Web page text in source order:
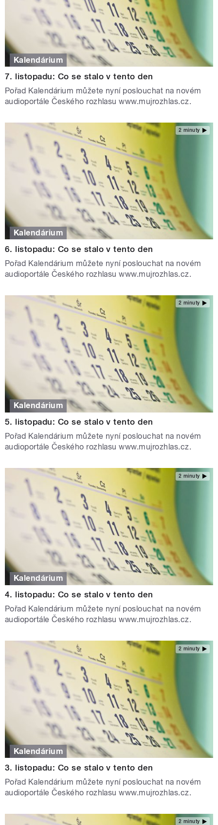
Kalendárium
7. listopadu: Co se stalo v tento den
Pořad Kalendárium můžete nyní poslouchat na novém
audioportále Českého rozhlasu www.mujrozhlas.cz.
2 minuty
Kalendárium
6. listopadu: Co se stalo v tento den
Pořad Kalendárium můžete nyní poslouchat na novém
audioportále Českého rozhlasu www.mujrozhlas.cz.
2 minuty
Kalendárium
5. listopadu: Co se stalo v tento den
Pořad Kalendárium můžete nyní poslouchat na novém
audioportále Českého rozhlasu www.mujrozhlas.cz.
2 minuty
Kalendárium
4. listopadu: Co se stalo v tento den
Pořad Kalendárium můžete nyní poslouchat na novém
audioportále Českého rozhlasu www.mujrozhlas.cz.
2 minuty
Kalendárium
3. listopadu: Co se stalo v tento den
Pořad Kalendárium můžete nyní poslouchat na novém
audioportále Českého rozhlasu www.mujrozhlas.cz.
2 minuty